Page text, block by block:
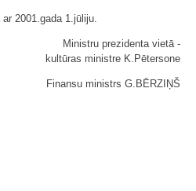
2001.gada 1.jūliju.
Ministru prezidenta vietā -
kultūras ministre K.Pētersone
Finansu ministrs G.BĒRZIŅŠ